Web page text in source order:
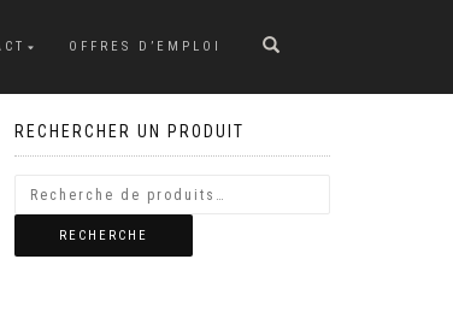
OFFRES D’EMPLOI
RECHERCHER UN PRODUIT
RECHERCHE